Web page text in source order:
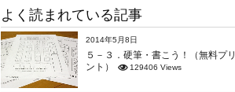
よく読まれている記事
2014年5月8日
５－３．硬筆・書こう！（無料プリ
ント）
129406 Views